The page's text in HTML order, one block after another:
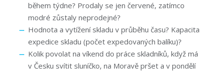
během týdne? Prodaly se jen červené, zatímco
modré zůstaly neprodejné?
Hodnota a vytížení skladu v průběhu času? Kapacita
expedice skladu (počet expedovaných balíku)?
Kolik povolat na víkend do práce skladníků, když má
v Česku svítit sluníčko, na Moravě pršet a v pondělí